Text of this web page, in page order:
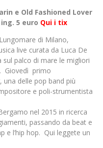
e Old Fashioned Lover
5 euro Qui i tix
di Milano,
live curata da Luca De
palco di mare le migliori
Giovedì primo
delle pop band più
e poli-strumentista
nel 2015 in ricerca
passando da beat e
e l’hip hop. Qui leggete un